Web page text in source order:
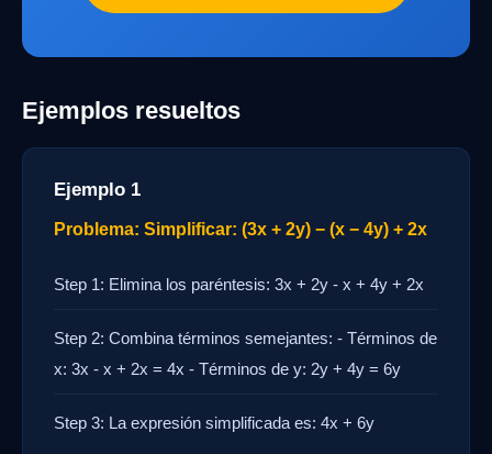
Ejemplos resueltos
Ejemplo 1
Problema: Simplificar: (3x + 2y) − (x − 4y) + 2x
Step 1: Elimina los paréntesis: 3x + 2y - x + 4y + 2x
Step 2: Combina términos semejantes: - Términos de
x: 3x - x + 2x = 4x - Términos de y: 2y + 4y = 6y
Step 3: La expresión simplificada es: 4x + 6y